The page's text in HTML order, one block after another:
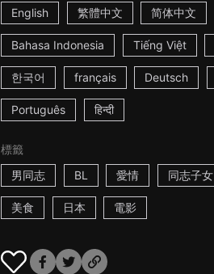
English 繁體中文 简体中文
Bahasa Indonesia Tiếng Việt
한국어 français Deutsch
Português हिन्दी
標籤
男同志
BL 愛情 同志子女
美食 日本 電影